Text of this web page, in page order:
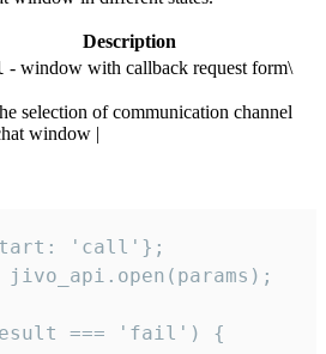
Description
- window with callback request form\
selection of communication channel
window |
'call'};
=== 'fail') {